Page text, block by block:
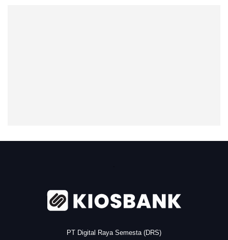
PT Digital Raya Semesta (DRS)